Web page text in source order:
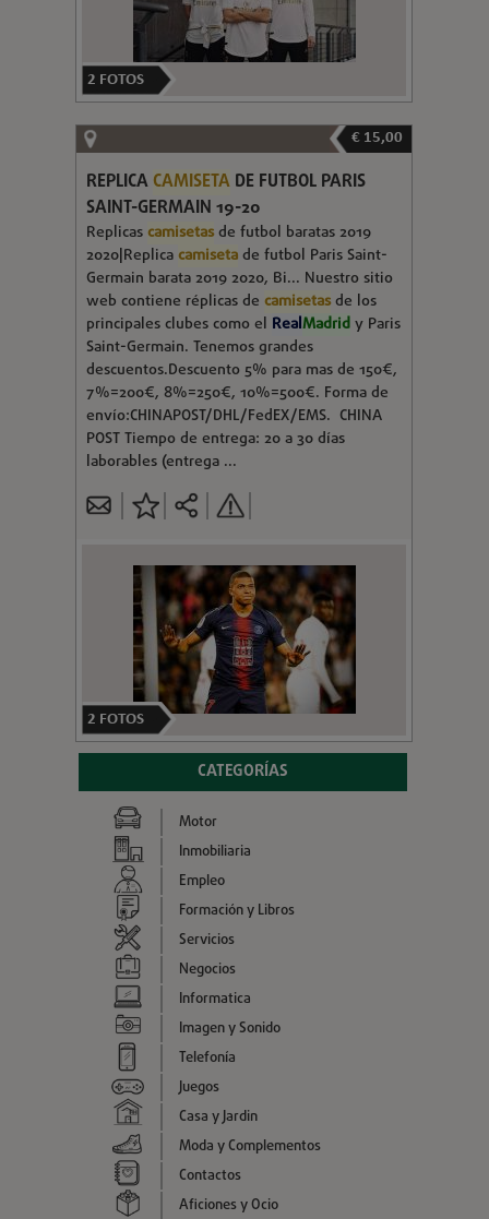
2 FOTOS
€ 15,00
REPLICA CAMISETADE FUTBOL PARIS
SAINT-GERMAIN 19-20
Replicascamisetasde futbol baratas 2019
2020|Replicacamisetade futbol Paris Saint-
Germain barata 2019 2020, Bi... Nuestro sitio
web contiene réplicas de camisetasde los
principales clubes como el RealMadridy Paris
Saint-Germain. Tenemos grandes
descuentos.Descuento 5% para mas de 150€,
7%=200€, 8%=250€, 10%=500€. Forma de
envío:CHINAPOST/DHL/FedEX/EMS. CHINA
POST Tiempo de entrega: 20 a 30 días
laborables (entrega ...
2 FOTOS
CATEGORÍAS
Motor
Inmobiliaria
Empleo
Formación y Libros
Servicios
Negocios
Informatica
Imagen y Sonido
Telefonía
Juegos
Casa y Jardin
Moda y Complementos
Contactos
Aficiones y Ocio